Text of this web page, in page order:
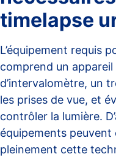
timelapse
L’équipement requis
comprend un
d’intervalomètre, un
les prises de vue, et
contrôler la lumière.
équipements peuvent
pleinement cette